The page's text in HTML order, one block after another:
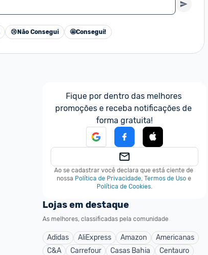
😢 Não Consegui 🤩Consegui!
Fique por dentro das melhores
promoções e receba notificações de
forma gratuita!
Ao se cadastrar você declara que está ciente de
nossa Política de Privacidade, Termos de Uso e
Política de Cookies.
Lojas em destaque
As melhores, classificadas pela comunidade
Adidas AliExpress Amazon
Americanas
C&A
Carrefour Casas Bahia
Centauro